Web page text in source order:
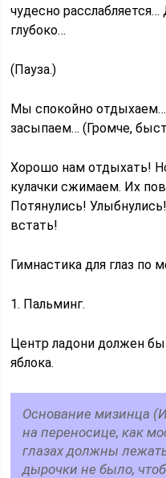
чудесно
глубоко…
(Пауза.)
Мы спокойно
засыпаем… (Громче,
Хорошо нам отдыхать!
кулачки сжимаем. Их
Потянулись!
встать!
Гимнастика для глаз по
1. Пальминг.
Центр ладони должен
яблока.
Основание мизинца
на переносице, как
глазах должны
дырочки не было,